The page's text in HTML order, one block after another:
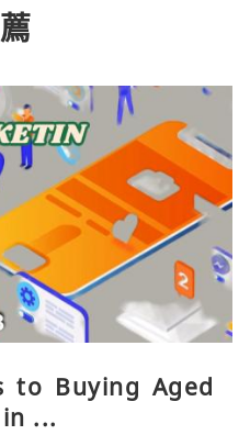
to Buying Aged
...